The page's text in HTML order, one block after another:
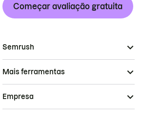
Começar avaliação gratuita
Semrush
Mais ferramentas
Empresa